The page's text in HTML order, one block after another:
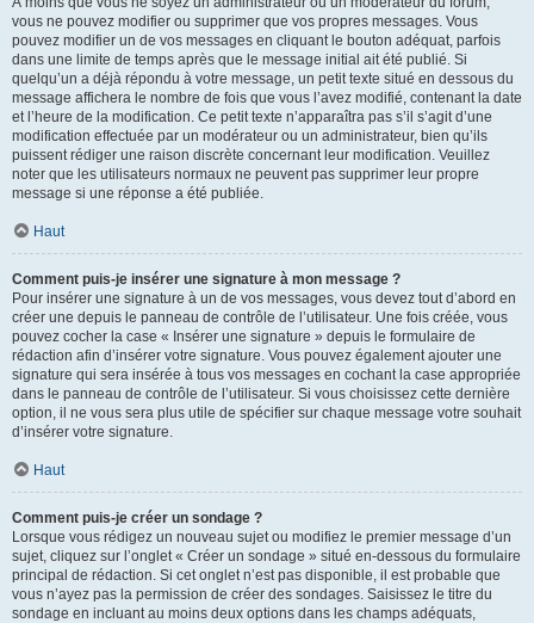
vous ne pouvez modifier ou supprimer que vos propres messages. Vous
pouvez modifier un de vos messages en cliquant le bouton adéquat, parfois
dans une limite de temps après que le message initial ait été publié. Si
quelqu’un a déjà répondu à votre message, un petit texte situé en dessous du
message affichera le nombre de fois que vous l’avez modifié, contenant la date
et l’heure de la modification. Ce petit texte n’apparaîtra pas s’il s’agit d’une
modification effectuée par un modérateur ou un administrateur, bien qu’ils
puissent rédiger une raison discrète concernant leur modification. Veuillez
noter que les utilisateurs normaux ne peuvent pas supprimer leur propre
message si une réponse a été publiée.
Haut
Comment puis-je insérer une signature à mon message ?
Pour insérer une signature à un de vos messages, vous devez tout d’abord en
créer une depuis le panneau de contrôle de l’utilisateur. Une fois créée, vous
pouvez cocher la case « Insérer une signature » depuis le formulaire de
rédaction afin d’insérer votre signature. Vous pouvez également ajouter une
signature qui sera insérée à tous vos messages en cochant la case appropriée
dans le panneau de contrôle de l’utilisateur. Si vous choisissez cette dernière
option, il ne vous sera plus utile de spécifier sur chaque message votre souhait
d’insérer votre signature.
Haut
Comment puis-je créer un sondage ?
Lorsque vous rédigez un nouveau sujet ou modifiez le premier message d’un
sujet, cliquez sur l’onglet « Créer un sondage » situé en-dessous du formulaire
principal de rédaction. Si cet onglet n’est pas disponible, il est probable que
vous n’ayez pas la permission de créer des sondages. Saisissez le titre du
sondage en incluant au moins deux options dans les champs adéquats,